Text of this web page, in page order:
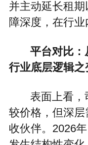
并主动延长租
障深度，在行业
平台对比：
行业底层逻辑之
表面上看，
较价格，但深层
收伙伴。2026